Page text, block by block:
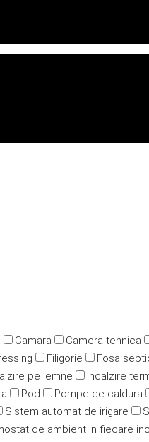
Camara Camera tehnica
Filigorie Fosa
pe lemne Incalzire
Pod Pompe de caldura
Sistem automat de irigare
de ambient in fiecare